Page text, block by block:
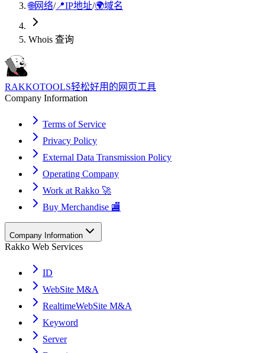
🌐网络/📍IP地址/🌍域名
Whois 查询
RAKKOTOOLS轻松好用的网页工具
Company Information
Terms of Service
Privacy Policy
External Data Transmission Policy
Operating Company
Work at Rakko 🚀
Buy Merchandise 🏬
Company Information
Rakko Web Services
ID
WebSite M&A
RealtimeWebSite M&A
Keyword
Server